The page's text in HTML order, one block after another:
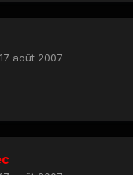
août 2007